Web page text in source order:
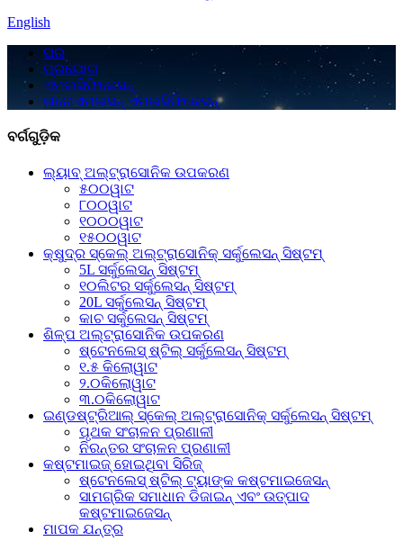
English
ଘର
ପ୍ରୟୋଗ
ଏମଲସିଫିକେସନ୍
ନାନୋଏମଲସନ୍ ଏମଲସିଫିକେସନ୍
ବର୍ଗଗୁଡ଼ିକ
ଲ୍ୟାବ୍ ଅଲ୍ଟ୍ରାସୋନିକ ଉପକରଣ
୫୦୦ୱାଟ
୮୦୦ୱାଟ
୧୦୦୦ୱାଟ
୧୫୦୦ୱାଟ
କ୍ଷୁଦ୍ର ସ୍କେଲ୍ ଅଲ୍ଟ୍ରାସୋନିକ୍ ସର୍କୁଲେସନ୍ ସିଷ୍ଟମ୍
5L ସର୍କୁଲେସନ୍ ସିଷ୍ଟମ୍
୧୦ଲିଟର ସର୍କୁଲେସନ୍ ସିଷ୍ଟମ୍
20L ସର୍କୁଲେସନ୍ ସିଷ୍ଟମ୍
କାଚ ସର୍କୁଲେସନ୍ ସିଷ୍ଟମ୍
ଶିଳ୍ପ ଅଲ୍ଟ୍ରାସୋନିକ ଉପକରଣ
ଷ୍ଟେନଲେସ୍ ଷ୍ଟିଲ୍ ସର୍କୁଲେସନ୍ ସିଷ୍ଟମ୍
୧.୫ କିଲୋୱାଟ
୨.୦କିଲୋୱାଟ
୩.୦କିଲୋୱାଟ
ଇଣ୍ଡଷ୍ଟ୍ରିଆଲ୍ ସ୍କେଲ୍ ଅଲ୍ଟ୍ରାସୋନିକ୍ ସର୍କୁଲେସନ୍ ସିଷ୍ଟମ୍
ପୃଥକ ସଂଚାଳନ ପ୍ରଣାଳୀ
ନିରନ୍ତର ସଂଚାଳନ ପ୍ରଣାଳୀ
କଷ୍ଟମାଇଜ୍ ହୋଇଥିବା ସିରିଜ୍
ଷ୍ଟେନଲେସ୍ ଷ୍ଟିଲ୍ ଟ୍ୟାଙ୍କ କଷ୍ଟମାଇଜେସନ୍
ସାମଗ୍ରିକ ସମାଧାନ ଡିଜାଇନ୍ ଏବଂ ଉତ୍ପାଦ
କଷ୍ଟମାଇଜେସନ୍
ମାପକ ଯନ୍ତ୍ର